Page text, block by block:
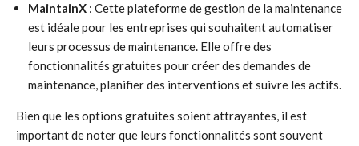
MaintainX : Cette plateforme de gestion de la maintenance
est idéale pour les entreprises qui souhaitent automatiser
leurs processus de maintenance. Elle offre des
fonctionnalités gratuites pour créer des demandes de
maintenance, planifier des interventions et suivre les actifs.
Bien que les options gratuites soient attrayantes, il est
important de noter que leurs fonctionnalités sont souvent